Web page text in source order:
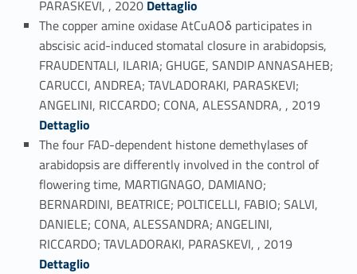
PARASKEVI, , 2020 Dettaglio
The copper amine oxidase AtCuAOδ participates in
abscisic acid-induced stomatal closure in arabidopsis,
FRAUDENTALI, ILARIA; GHUGE, SANDIP ANNASAHEB;
CARUCCI, ANDREA; TAVLADORAKI, PARASKEVI;
ANGELINI, RICCARDO; CONA, ALESSANDRA, , 2019
Dettaglio
The four FAD-dependent histone demethylases of
arabidopsis are differently involved in the control of
flowering time, MARTIGNAGO, DAMIANO;
BERNARDINI, BEATRICE; POLTICELLI, FABIO; SALVI,
DANIELE; CONA, ALESSANDRA; ANGELINI,
RICCARDO; TAVLADORAKI, PARASKEVI, , 2019
Dettaglio